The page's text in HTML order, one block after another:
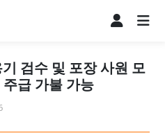
검수 및 포장 사원 모
급 가불 가능